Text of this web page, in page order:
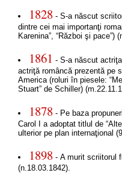
1828- S-a născut
dintre cei mai importanţi
Karenina”, “Război şi pace”)
1861 - S-a născut
actriţă româncă prezentă pe
America (roluri în piesele:
Stuart” de Schiller)
1878- Pe baza
Carol I a adoptat titlul de
ulterior pe plan internaţional
1898- A murit scriitorul
(n.18.03.1842).